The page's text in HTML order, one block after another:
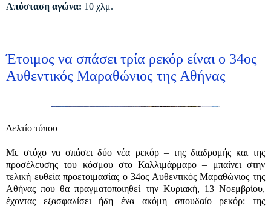
Απόσταση αγώνα: 10 χλμ.
Έτοιμος να σπάσει τρία ρεκόρ είναι ο 34ος
Αυθεντικός Μαραθώνιος της Αθήνας
Δελτίο τύπου
Με στόχο να σπάσει δύο νέα ρεκόρ – της διαδρομής και της
προσέλευσης του κόσμου στο Καλλιμάρμαρο – μπαίνει στην
τελική ευθεία προετοιμασίας ο 34ος Αυθεντικός Μαραθώνιος της
Αθήνας που θα πραγματοποιηθεί την Κυριακή, 13 Νοεμβρίου,
έχοντας εξασφαλίσει ήδη ένα ακόμη σπουδαίο ρεκόρ: της